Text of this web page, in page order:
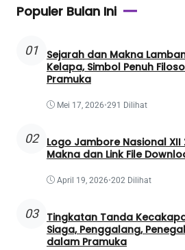
Populer Bulan Ini
01
Sejarah dan Makna
Kelapa, Simbol Penuh
Pramuka
Mei 17, 2026•291 Dilihat
02
Logo Jambore Nasional XII
Makna dan Link File
April 19, 2026•202 Dilihat
03
Tingkatan Tanda
Siaga, Penggalang,
dalam Pramuka